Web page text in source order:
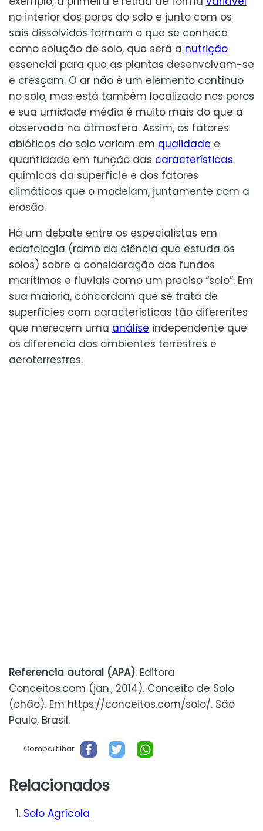
no interior dos poros do solo e junto com os
sais dissolvidos formam o que se conhece
como solução de solo, que será a nutrição
essencial para que as plantas desenvolvam-se
e cresçam. O ar não é um elemento contínuo
no solo, mas está também localizado nos poros
e sua umidade média é muito mais do que a
observada na atmosfera. Assim, os fatores
abióticos do solo variam em qualidade e
quantidade em função das características
químicas da superfície e dos fatores
climáticos que o modelam, juntamente com a
erosão.
Há um debate entre os especialistas em
edafologia (ramo da ciência que estuda os
solos) sobre a consideração dos fundos
marítimos e fluviais como um preciso “solo”. Em
sua maioria, concordam que se trata de
superfícies com características tão diferentes
que merecem uma análise independente que
os diferencia dos ambientes terrestres e
aeroterrestres.
Referencia autoral (APA): Editora
Conceitos.com (jan., 2014). Conceito de Solo
(chão). Em https://conceitos.com/solo/. São
Paulo, Brasil.
Compartilhar
Relacionados
Solo Agrícola